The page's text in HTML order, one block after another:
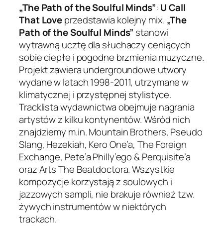
„The Path of the Soulful Minds”: U Call
That Loveprzedstawia kolejny mix. „The
Path of the Soulful Minds” stanowi
wytrawną ucztę dla słuchaczy ceniących
sobie ciepłe i pogodne brzmienia muzyczne.
Projekt zawiera undergroundowe utwory
wydane w latach 1998-2011, utrzymane w
klimatycznej i przystępnej stylistyce.
Tracklista wydawnictwa obejmuje nagrania
artystów z kilku kontynentów. Wśród nich
znajdziemy m.in. Mountain Brothers, Pseudo
Slang, Hezekiah, Kero One’a, The Foreign
Exchange, Pete’a Philly’ego & Perquisite’a
oraz Arts The Beatdoctora. Wszystkie
kompozycje korzystają z soulowych i
jazzowych sampli, nie brakuje również tzw.
żywych instrumentów w niektórych
trackach.